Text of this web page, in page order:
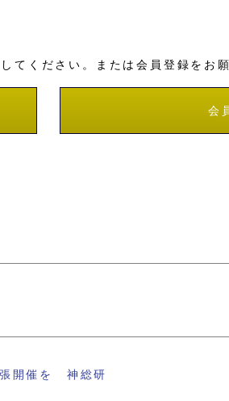
てください。または会員登録をお
会
開催を 神総研